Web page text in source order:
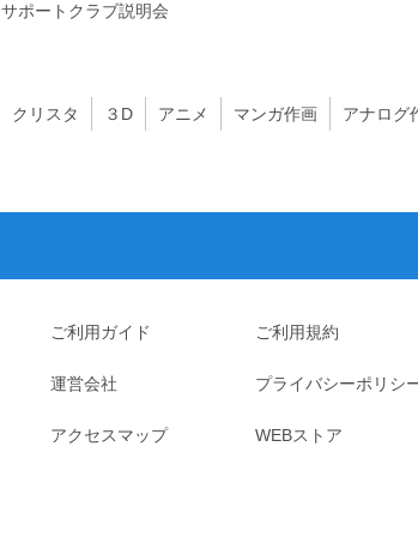
サポートクラブ説明会
クリスタ ３D アニメ マンガ作画
アナログ
ご利用ガイド
運営会社
アクセスマップ
ご利用規約
プライバシーポリシ
WEBストア